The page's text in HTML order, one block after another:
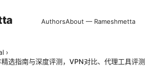
AuthorsAbout — Rameshmetta
›
选指南与深度评测，VPN对比、代理工具评测